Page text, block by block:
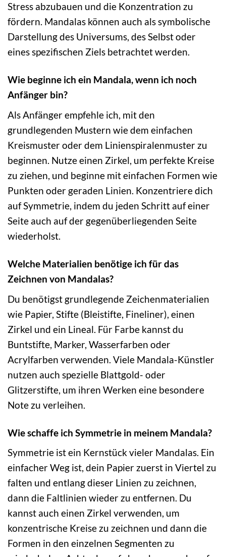
Stress abzubauen und die Konzentration zu
fördern. Mandalas können auch als symbolische
Darstellung des Universums, des Selbst oder
eines spezifischen Ziels betrachtet werden.
Wie beginne ich ein Mandala, wenn ich noch
Anfänger bin?
Als Anfänger empfehle ich, mit den
grundlegenden Mustern wie dem einfachen
Kreismuster oder dem Linienspiralenmuster zu
beginnen. Nutze einen Zirkel, um perfekte Kreise
zu ziehen, und beginne mit einfachen Formen wie
Punkten oder geraden Linien. Konzentriere dich
auf Symmetrie, indem du jeden Schritt auf einer
Seite auch auf der gegenüberliegenden Seite
wiederholst.
Welche Materialien benötige ich für das
Zeichnen von Mandalas?
Du benötigst grundlegende Zeichenmaterialien
wie Papier, Stifte (Bleistifte, Fineliner), einen
Zirkel und ein Lineal. Für Farbe kannst du
Buntstifte, Marker, Wasserfarben oder
Acrylfarben verwenden. Viele Mandala-Künstler
nutzen auch spezielle Blattgold- oder
Glitzerstifte, um ihren Werken eine besondere
Note zu verleihen.
Wie schaffe ich Symmetrie in meinem Mandala?
Symmetrie ist ein Kernstück vieler Mandalas. Ein
einfacher Weg ist, dein Papier zuerst in Viertel zu
falten und entlang dieser Linien zu zeichnen,
dann die Faltlinien wieder zu entfernen. Du
kannst auch einen Zirkel verwenden, um
konzentrische Kreise zu zeichnen und dann die
Formen in den einzelnen Segmenten zu